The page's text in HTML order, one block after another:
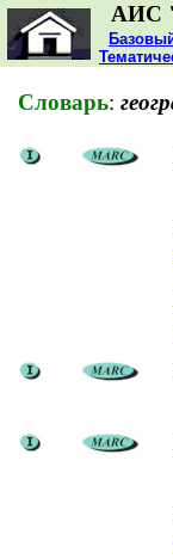
АИС
Словарь: